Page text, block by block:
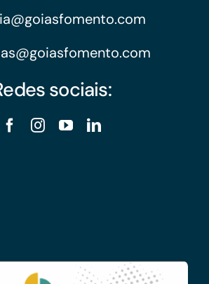
sociais: